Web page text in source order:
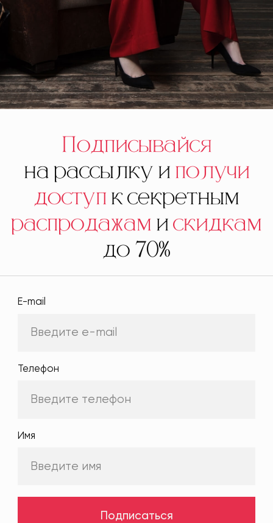
Подписывайся
на рассылку иполучи
доступк секретным
распродажамискидкам
до 70%
E-mail
Телефон
Имя
Подписаться